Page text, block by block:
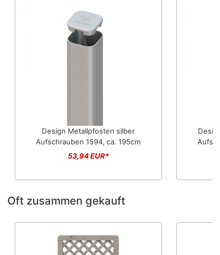
Design Metallpfosten silber
Aufschrauben 1594, ca. 195cm
53,94 EUR*
Oft zusammen gekauft